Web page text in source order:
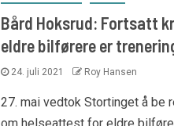
Bård Hoksrud: Fortsatt
eldre bilførere er
24. juli 2021 Roy Hansen
27. mai vedtok Stortinget å be